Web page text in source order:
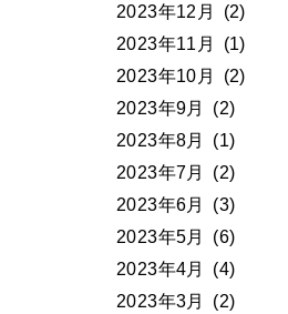
2023年12月
(2)
2023年11月
(1)
2023年10月
(2)
2023年9月
(2)
2023年8月
(1)
2023年7月
(2)
2023年6月
(3)
2023年5月
(6)
2023年4月
(4)
2023年3月
(2)